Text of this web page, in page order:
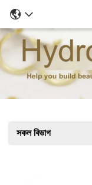
সকল বিভাগ